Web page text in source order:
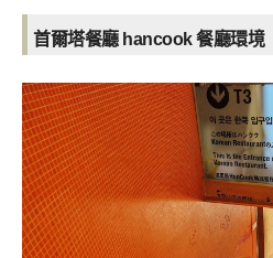
首爾塔餐廳 hancook餐廳環境